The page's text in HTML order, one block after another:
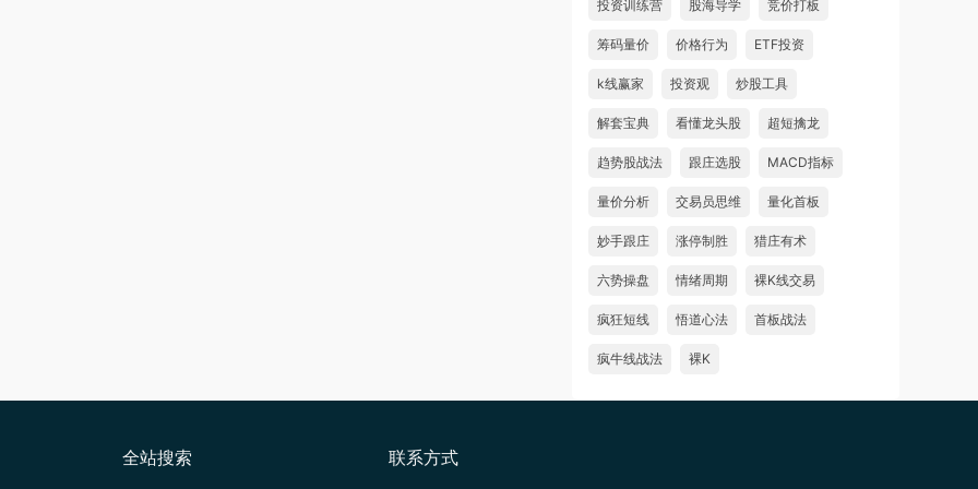
投资训练营 股海导学 竞价打板
筹码量价 价格行为 ETF投资
k线赢家 投资观 炒股工具
解套宝典 看懂龙头股 超短擒龙
趋势股战法 跟庄选股 MACD指标
量价分析 交易员思维 量化首板
妙手跟庄 涨停制胜 猎庄有术
六势操盘 情绪周期 裸K线交易
疯狂短线 悟道心法 首板战法
疯牛线战法 裸K
全站搜索 联系方式